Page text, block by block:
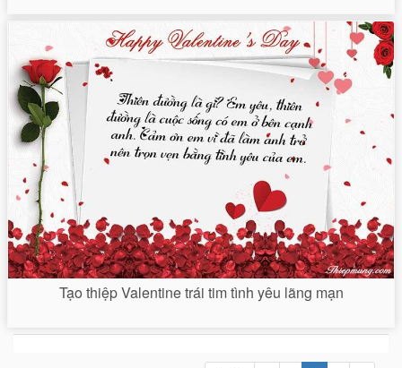
Tạo thiệp Valentine trái tim tình yêu lãng mạn